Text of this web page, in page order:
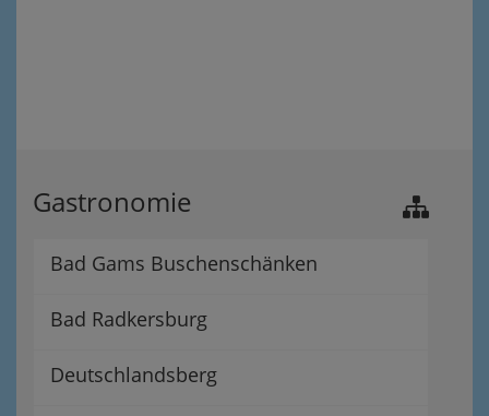
Gastronomie
Bad Gams Buschenschänken
Bad Radkersburg
Deutschlandsberg